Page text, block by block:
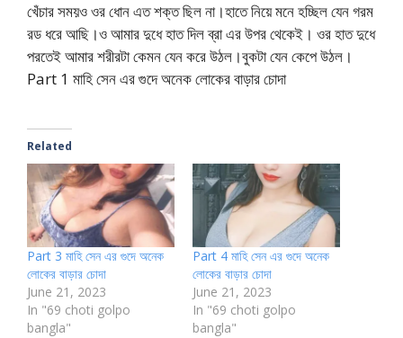
খেঁচার সময়ও ওর ধোন এত শক্ত ছিল না।হাতে নিয়ে মনে হচ্ছিল যেন গরম
রড ধরে আছি।ও আমার দুধে হাত দিল ব্রা এর উপর থেকেই। ওর হাত দুধে
পরতেই আমার শরীরটা কেমন যেন করে উঠল।বুকটা যেন কেপে উঠল।
Part 1 মাহি সেন এর গুদে অনেক লোকের বাড়ার চোদা
Related
Part 3 মাহি সেন এর গুদে অনেক
লোকের বাড়ার চোদা
June 21, 2023
In "69 choti golpo
bangla"
Part 4 মাহি সেন এর গুদে অনেক
লোকের বাড়ার চোদা
June 21, 2023
In "69 choti golpo
bangla"